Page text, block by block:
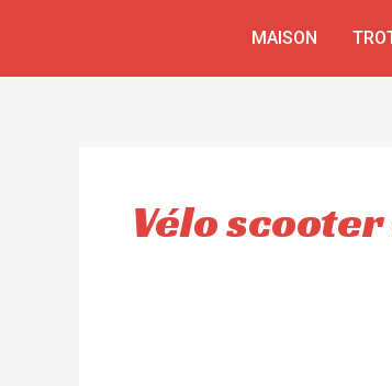
MAISON
Vélo